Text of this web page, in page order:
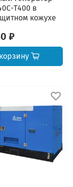
Т400 в
кожухе
₽